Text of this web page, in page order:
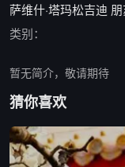
萨维什·塔玛松吉迪
类别：
暂无简介，敬请期待
猜你喜欢